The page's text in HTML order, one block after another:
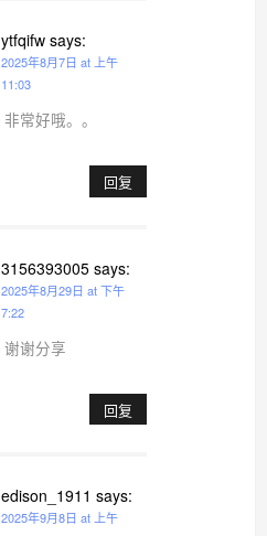
ytfqifw says:
2025年8月7日 at 上午
11:03
非常好哦。。
回复
3156393005 says:
2025年8月29日 at 下午
7:22
谢谢分享
回复
edison_1911 says:
2025年9月8日 at 上午